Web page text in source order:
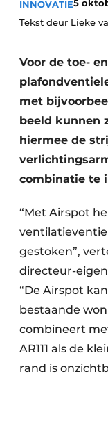
INNOVATIE5
Tekst deur Lieke
Voor de toe-
met
beeld kunnen
hiermee de
combinatie te
“Met Airspot
gestoken”,
directeur-
“De Airspot
bestaande
combineert
AR111 als de
rand is